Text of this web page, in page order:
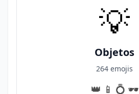
💡
Objetos
264 emojis
👑 📱 💍 🕶️